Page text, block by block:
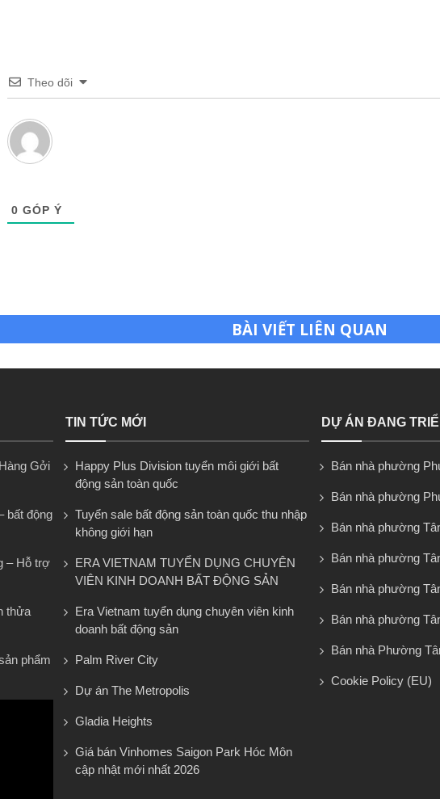
Theo dõi
0 GÓP Ý
BÀI VIẾT LIÊN QUAN
Gởi
bất động
– Hỗ trợ
thửa
phẩm
TIN TỨC MỚI
Happy Plus Division tuyển môi giới bất
động sản toàn quốc
Tuyển sale bất động sản toàn quốc thu nhập
không giới hạn
ERA VIETNAM TUYỂN DỤNG CHUYÊN
VIÊN KINH DOANH BẤT ĐỘNG SẢN
Era Vietnam tuyển dụng chuyên viên kinh
doanh bất động sản
Palm River City
Dự án The Metropolis
Gladia Heights
Giá bán Vinhomes Saigon Park Hóc Môn
cập nhật mới nhất 2026
DỰ ÁN ĐANG
Bán nhà phường
Bán nhà phường
Bán nhà phường
Bán nhà phường
Bán nhà phường
Bán nhà phường
Bán nhà Phường
Cookie Policy (EU)